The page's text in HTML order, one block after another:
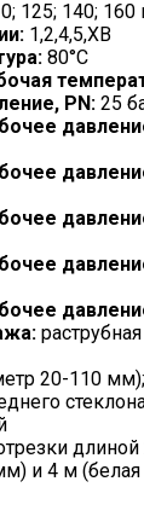
125; 140;
1,2,4,5,ХВ
80°С
PN: 25
20-110
и 4 м